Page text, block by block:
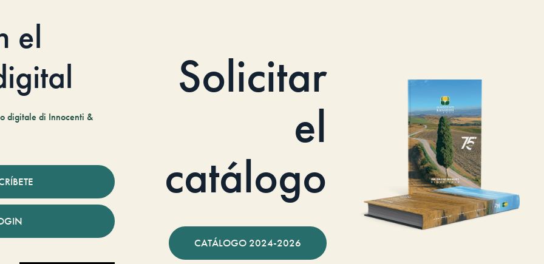
el
digitale di Innocenti &
Solicitar
el
catálogo
CATÁLOGO 2024-2026